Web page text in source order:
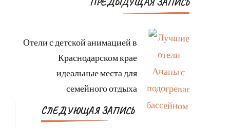
по
Отели с детской анимацией в
Краснодарском крае
идеальные места для
семейного отдыха
СЛЕДУЮЩАЯ ЗАПИСЬ